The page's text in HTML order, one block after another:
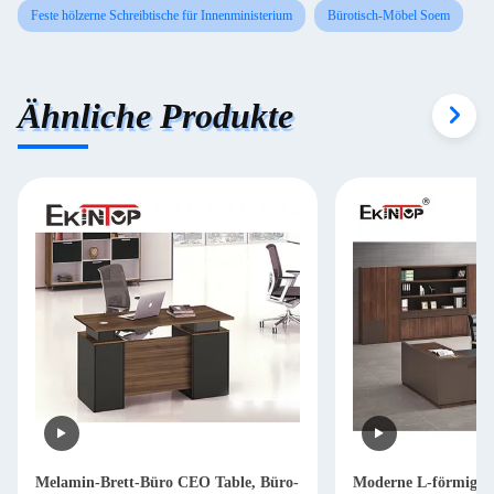
Feste hölzerne Schreibtische für Innenministerium Bürotisch-Möbel Soem
Ähnliche Produkte
Melamin-Brett-Büro CEO Table, Büro- Moderne L-förmige